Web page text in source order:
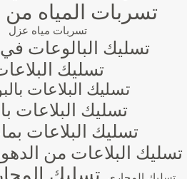
تسربات المياه
تسربات مياه عزل
تسليك البالوعات
تسليك
تسليك البلاعات
تسليك البلاعات
تسليك البلاعات بماء
تسليك البلاعات من
تسليك